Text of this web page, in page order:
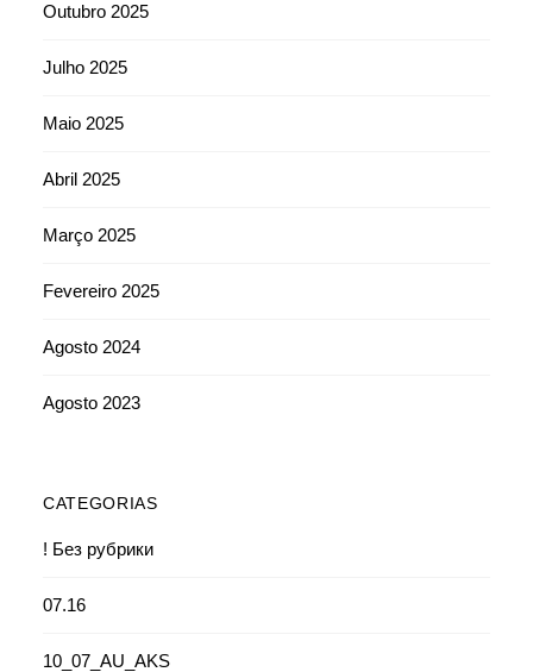
Outubro 2025
Julho 2025
Maio 2025
Abril 2025
Março 2025
Fevereiro 2025
Agosto 2024
Agosto 2023
CATEGORIAS
! Без рубрики
07.16
10_07_AU_AKS